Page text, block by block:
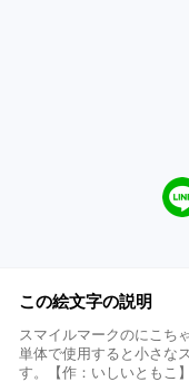
この絵文字の説明
スマイルマークのにこち
単体で使用すると小さな
す。【作：いしいともこ】